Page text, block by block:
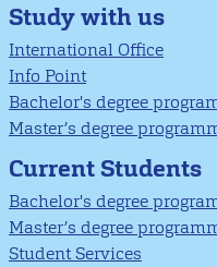
Study with us
International Office
Info Point
Bachelor's degree
Master’s degree
Current Students
Bachelor's degree
Master’s degree
Student Services